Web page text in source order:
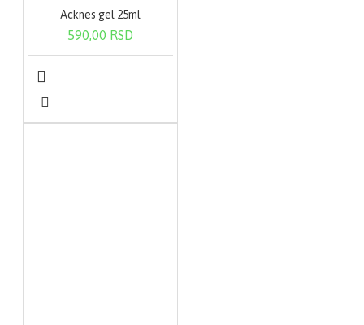
Acknes gel 25ml
590,00 RSD